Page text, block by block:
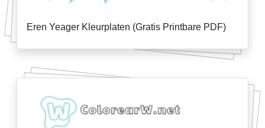
Eren Yeager Kleurplaten (Gratis Printbare PDF)